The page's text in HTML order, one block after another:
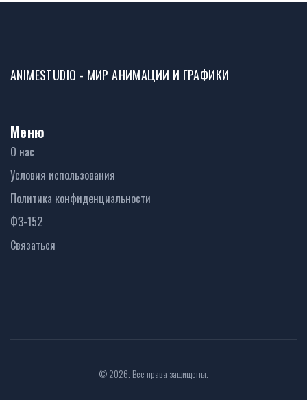
ANIMESTUDIO - МИР АНИМАЦИИ И ГРАФИКИ
Меню
О нас
Условия использования
Политика конфиденциальности
ФЗ-152
Связаться
© 2026. Все права защищены.